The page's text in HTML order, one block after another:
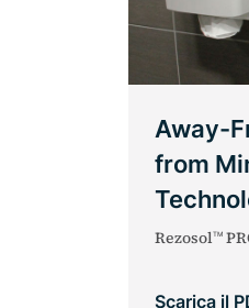
Away-
from
RezosolTM
Scarica il